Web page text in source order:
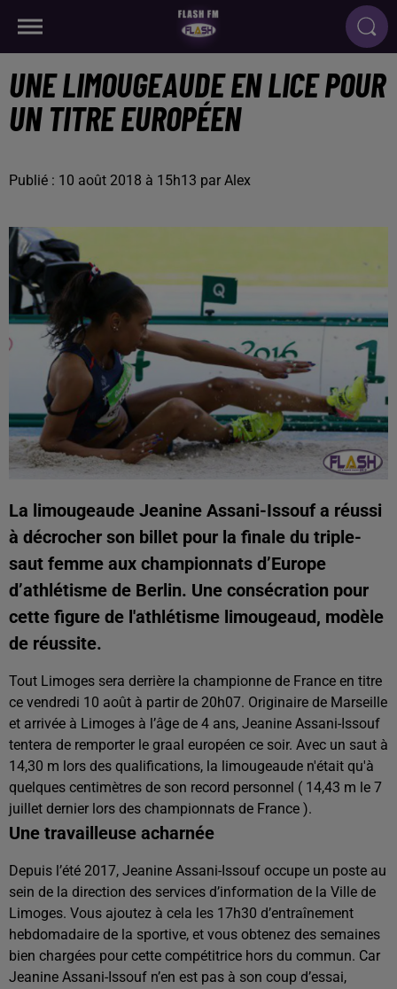
UNE LIMOUGEAUDE EN LICE POUR
UN TITRE EUROPÉEN
Publié : 10 août 2018 à 15h13 par Alex
La limougeaude Jeanine Assani-Issouf a réussi
à décrocher son billet pour la finale du triple-
saut femme aux championnats d’Europe
d’athlétisme de Berlin. Une consécration pour
cette figure de l'athlétisme limougeaud, modèle
de réussite.
Tout Limoges sera derrière la championne de France en titre
ce vendredi 10 août à partir de 20h07. Originaire de Marseille
et arrivée à Limoges à l’âge de 4 ans, Jeanine Assani-Issouf
tentera de remporter le graal européen ce soir. Avec un saut à
14,30 m lors des qualifications, la limougeaude n'était qu'à
quelques centimètres de son record personnel ( 14,43 m le 7
juillet dernier lors des championnats de France ).
Une travailleuse acharnée
Depuis l’été 2017, Jeanine Assani-Issouf occupe un poste au
sein de la direction des services d’information de la Ville de
Limoges. Vous ajoutez à cela les 17h30 d’entraînement
hebdomadaire de la sportive, et vous obtenez des semaines
bien chargées pour cette compétitrice hors du commun. Car
Jeanine Assani-Issouf n’en est pas à son coup d’essai,